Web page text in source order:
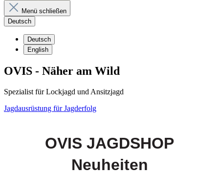
Menü schließen
Deutsch
Deutsch
English
OVIS - Näher am Wild
Spezialist für Lockjagd und Ansitzjagd
Jagdausrüstung für Jagderfolg
OVIS JAGDSHOP
Neuheiten